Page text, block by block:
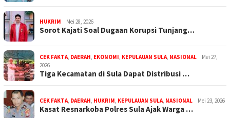
HUKRIM Mei 28, 2026
Sorot Kajati Soal Dugaan Korupsi Tunjang…
CEK FAKTA, DAERAH, EKONOMI, KEPULAUAN SULA, NASIONAL
Mei 27,
2026
Tiga Kecamatan di Sula Dapat Distribusi …
CEK FAKTA, DAERAH, HUKRIM, KEPULAUAN SULA, NASIONAL Mei 23, 2026
Kasat Resnarkoba Polres Sula Ajak Warga …